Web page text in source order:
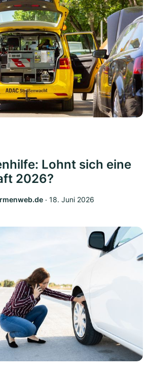
Lohnt sich eine
2026?
‧ 18. Juni 2026